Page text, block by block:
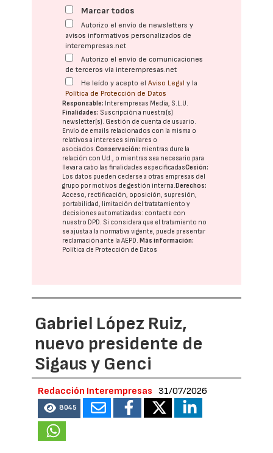
Marcar todos
Autorizo el envío de newsletters y
avisos informativos personalizados de
interempresas.net
Autorizo el envío de comunicaciones
de terceros vía interempresas.net
He leído y acepto elAviso Legal y la
Política de Protección de Datos
Responsable: Interempresas Media, S.L.U.
Finalidades: Suscripción a nuestra(s)
newsletter(s). Gestión de cuenta de usuario.
Envío de emails relacionados con la misma o
relativos a intereses similares o
asociados.Conservación: mientras dure la
relación con Ud., o mientras sea necesario para
llevar a cabo las finalidades especificadasCesión:
Los datos pueden cederse a otras empresas del
grupo por motivos de gestión interna. Derechos:
Acceso, rectificación, oposición, supresión,
portabilidad, limitación del tratatamiento y
decisiones automatizadas: contacte con
nuestro DPD. Si considera que el tratamiento no
se ajusta a la normativa vigente, puede presentar
reclamación ante laAEPD. Más información:
Política de Protección de Datos
Gabriel López Ruiz,
nuevo presidente de
Sigaus y Genci
Redacción Interempresas 31/07/2026
8045